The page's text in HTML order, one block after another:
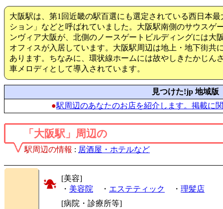
大阪駅は、第1回近畿の駅百選にも選定されている西日本
ション」などと呼ばれていました。大阪駅南側のサウスゲ
ンヴィア大阪が、北側のノースゲートビルディングには大
オフィスが入居しています。大阪駅周辺は地上・地下街共
あります。ちなみに、環状線ホームには故やしきたかじん
車メロディとして導入されています。
見つけた!jp 地域版
●駅周辺のあなたのお店を紹介します。掲載に
「大阪駅」周辺の
駅周辺の情報 : 居酒屋・ホテルなど
[美容]
・ 美容院 ・ エステティック ・ 理髪店
[病院・診療所等]